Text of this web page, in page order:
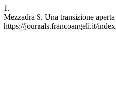
1.
Mezzadra S. Una transizione
https://journals.francoangeli.it/